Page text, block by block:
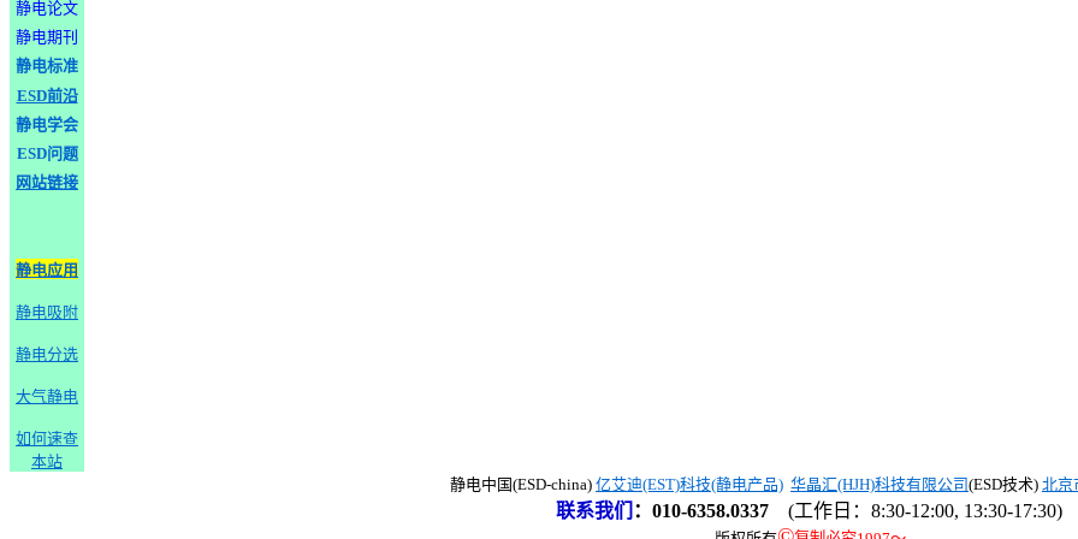
静电论文
静电期刊
静电标准
ESD前沿
静电学会
ESD问题
网站链接
静电应用
静电吸附
静电分选
大气静电
如何速查
本站
静电中国(ESD-china) 亿艾迪(EST)科技(静电产品) 华晶汇(HJH)科技有限公司(ESD技术) 北京
联系我们 ： 010-6358.0337 (工作日：8:30-12:00, 13:30-17:30)